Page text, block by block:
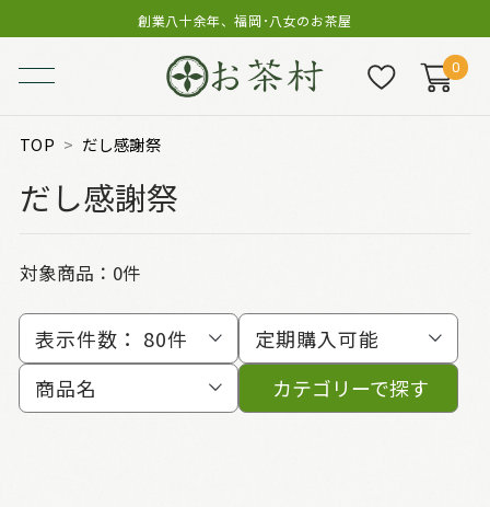
創業八十余年、福岡･八女のお茶屋
0
TOP だし感謝祭
だし感謝祭
対象商品：0件
表示件数： 80件
定期購入可能
商品名
カテゴリーで探す